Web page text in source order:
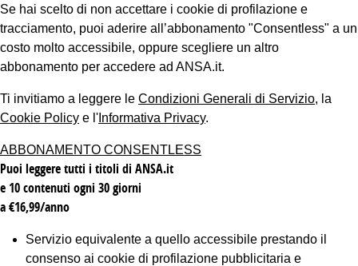
Se hai scelto di non accettare i cookie di profilazione e
tracciamento, puoi aderire all’abbonamento "Consentless" a un
costo molto accessibile, oppure scegliere un altro
abbonamento per accedere ad ANSA.it.
Ti invitiamo a leggere le Condizioni Generali di Servizio, la
Cookie Policy e l' Informativa Privacy.
ABBONAMENTO CONSENTLESS
Puoi leggere tutti i titoli di ANSA.it
e 10 contenuti ogni 30 giorni
a €16,99/anno
Servizio equivalente a quello accessibile prestando il
consenso ai cookie di profilazione pubblicitaria e